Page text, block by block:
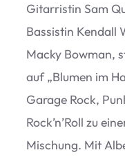
Gitar­ris­tin Sam
Bas­sis­tin Kend­all
Macky Bow­man,
auf„Blu­men im
Garage Rock,
Rock’n’Roll zu
Mischung. Mit